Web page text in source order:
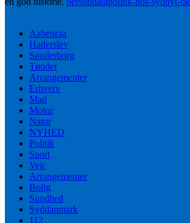
Aabenraa
Haderslev
Sønderborg
Tønder
Arrangementer
Erhverv
Mad
Motor
Natur
NYHED
Politik
Sport
Vejr
Arrangementer
Bolig
Sundhed
Syddanmark
112